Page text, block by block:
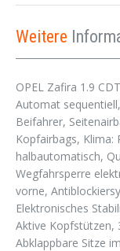
Weitere
OPEL Zafira 1.9
Automat
Beifahrer,
Kopfairbags, Klima:
halbautomatisch,
Wegfahrsperre
vorne,
Elektronisches
Aktive Kopfstützen,
Abklappbare Sitze